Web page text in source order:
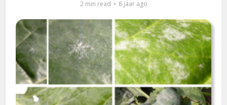
2 min read 8 jaar ago